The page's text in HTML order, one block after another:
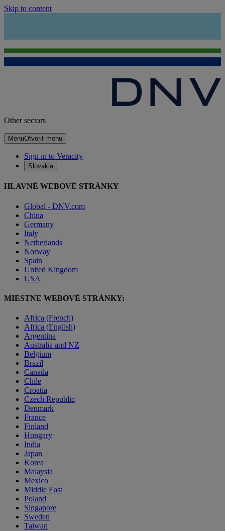
Skip to content
Other sectors
MenuOtvoriť menu
Sign in to Veracity
Slovakia
HLAVNÉ WEBOVÉ STRÁNKY
Global - DNV.com
China
Germany
Italy
Netherlands
Norway
Spain
United Kingdom
USA
MIESTNE WEBOVÉ STRÁNKY:
Africa (French)
Africa (English)
Argentina
Australia and NZ
Belgium
Brazil
Canada
Chile
Croatia
Czech Republic
Denmark
France
Finland
Hungary
India
Japan
Korea
Malaysia
Mexico
Middle East
Poland
Singapore
Sweden
Taiwan